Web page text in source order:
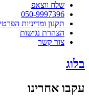
שלח ווצאפ
050-9997396
תקנון ומדיניות
הצהרת נגישות
צור קשר
בלוג
עקבו אחרינו